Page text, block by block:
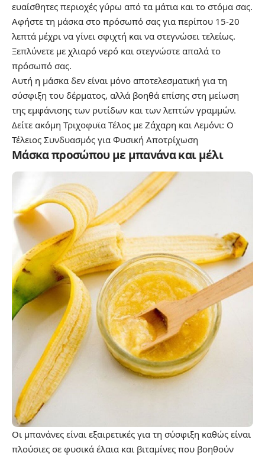
ευαίσθητες περιοχές γύρω από τα μάτια και το στόμα σας.
Αφήστε τη μάσκα στο πρόσωπό σας για περίπου 15-20
λεπτά μέχρι να γίνει σφιχτή και να στεγνώσει τελείως.
Ξεπλύνετε με χλιαρό νερό και στεγνώστε απαλά το
πρόσωπό σας.
Αυτή η μάσκα δεν είναι μόνο αποτελεσματική για τη
σύσφιξη του δέρματος, αλλά βοηθά επίσης στη μείωση
της εμφάνισης των ρυτίδων και των λεπτών γραμμών.
Δείτε ακόμη Τριχοφυϊα Τέλος με Ζάχαρη και Λεμόνι: Ο
Τέλειος Συνδυασμός για Φυσική Αποτρίχωση
Μάσκα προσώπου με μπανάνα και μέλι
Οι μπανάνες είναι εξαιρετικές για τη σύσφιξη καθώς είναι
πλούσιες σε φυσικά έλαια και βιταμίνες που βοηθούν